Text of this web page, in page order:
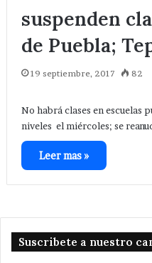
suspenden
de Puebla;
19 septiembre, 2017 82
No habrá clases en escuelas
niveles el miércoles; se
Leer mas »
Suscribete a nuestro